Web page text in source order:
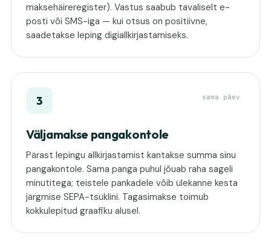
maksehäireregister). Vastus saabub tavaliselt e-
posti või SMS-iga — kui otsus on positiivne,
saadetakse leping digiallkirjastamiseks.
sama päev
3
Väljamakse pangakontole
Pärast lepingu allkirjastamist kantakse summa sinu
pangakontole. Sama panga puhul jõuab raha sageli
minutitega; teistele pankadele võib ülekanne kesta
järgmise SEPA-tsüklini. Tagasimakse toimub
kokkulepitud graafiku alusel.